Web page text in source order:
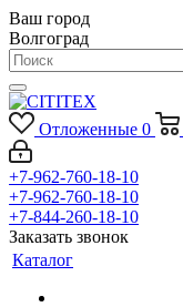
Ваш город
Волгоград
Отложенные 0
+7-962-760-18-10
+7-962-760-18-10
+7-844-260-18-10
Заказать звонок
Каталог